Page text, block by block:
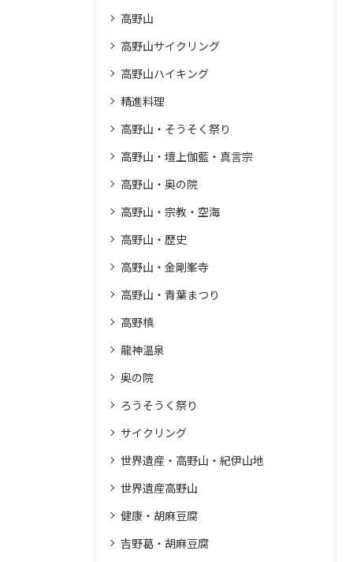
高野山
高野山サイクリング
高野山ハイキング
精進料理
高野山・そうそく祭り
高野山・壇上伽藍・真言宗
高野山・奥の院
高野山・宗教・空海
高野山・歴史
高野山・金剛峯寺
高野山・青葉まつり
高野槙
龍神温泉
奥の院
ろうそうく祭り
サイクリング
世界遺産・高野山・紀伊山地
世界遺産高野山
健康・胡麻豆腐
吉野葛・胡麻豆腐